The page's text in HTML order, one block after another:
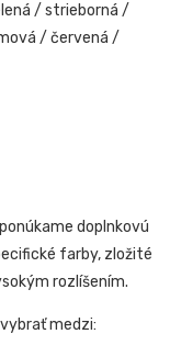
/ strieborná /
/ červená /
ponúkame doplnkovú
farby, zložité
rozlíšením.
medzi: